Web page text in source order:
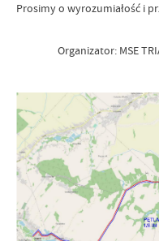
Prosimy o wyrozumiałość i
Organizator: MSE